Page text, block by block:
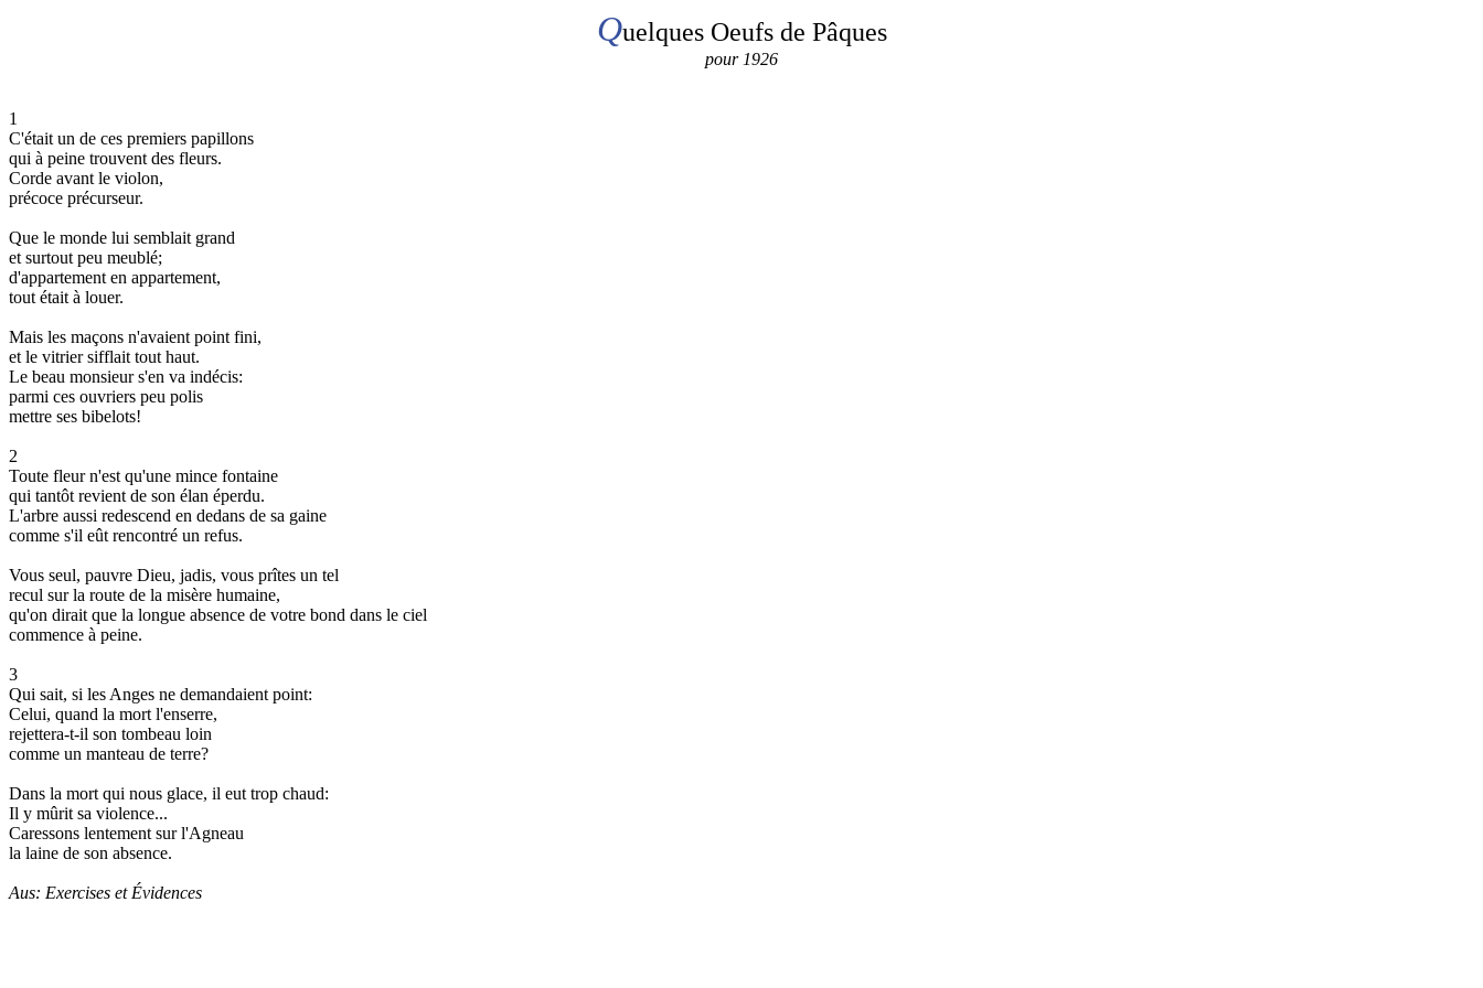
Quelques Oeufs de Pâques
pour 1926
1
C'était un de ces premiers papillons
qui à peine trouvent des fleurs.
Corde avant le violon,
précoce précurseur.
Que le monde lui semblait grand
et surtout peu meublé;
d'appartement en appartement,
tout était à louer.
Mais les maçons n'avaient point fini,
et le vitrier sifflait tout haut.
Le beau monsieur s'en va indécis:
parmi ces ouvriers peu polis
mettre ses bibelots!
2
Toute fleur n'est qu'une mince fontaine
qui tantôt revient de son élan éperdu.
L'arbre aussi redescend en dedans de sa gaine
comme s'il eût rencontré un refus.
Vous seul, pauvre Dieu, jadis, vous prîtes un tel
recul sur la route de la misère humaine,
qu'on dirait que la longue absence de votre bond dans le ciel
commence à peine.
3
Qui sait, si les Anges ne demandaient point:
Celui, quand la mort l'enserre,
rejettera-t-il son tombeau loin
comme un manteau de terre?
Dans la mort qui nous glace, il eut trop chaud:
Il y mûrit sa violence...
Caressons lentement sur l'Agneau
la laine de son absence.
Aus: Exercises et Évidences